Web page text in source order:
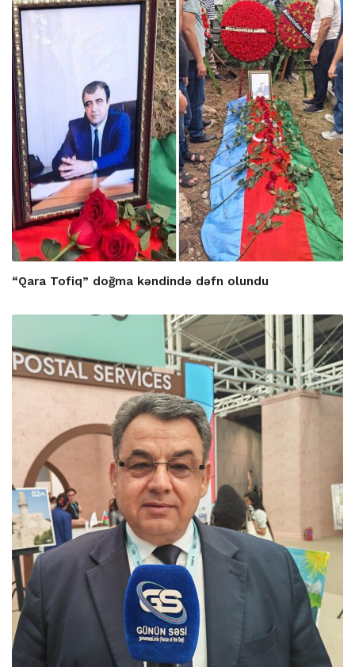
“Qara Tofiq” doğma kəndində dəfn olundu